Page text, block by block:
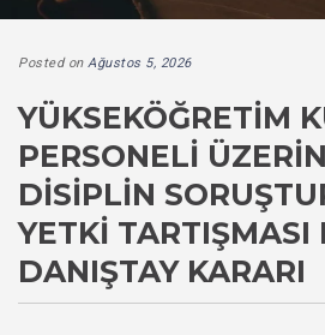
Posted on Ağustos 5, 2026
YÜKSEKÖĞRETIM
PERSONELI
DISIPLIN
YETKI
DANIŞTAY KARARI